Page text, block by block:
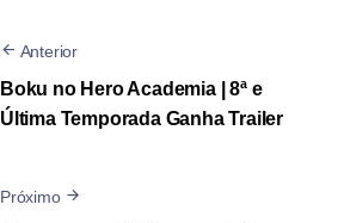
Anterior
Boku no Hero Academia | 8ª e
Última Temporada Ganha Trailer
Próximo